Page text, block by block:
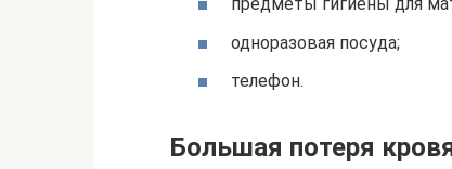
предметы гигиены для
одноразовая посуда;
телефон.
Большая потеря